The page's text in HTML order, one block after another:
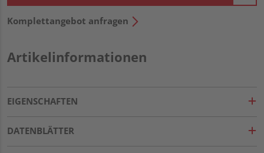
Komplettangebot anfragen
Artikelinformationen
EIGENSCHAFTEN
DATENBLÄTTER